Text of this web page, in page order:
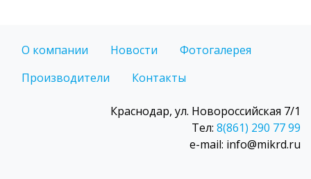
О компании Новости
Фотогалерея
Производители
Контакты
Краснодар, ул. Новороссийская 7/1
Тел: 8(861) 290 77 99
e-mail: info@mikrd.ru